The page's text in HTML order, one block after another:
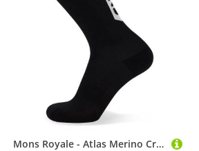
Mons Royale - Atlas Merino Crew Sock - Merinosocken Gr 35-38 schwarz